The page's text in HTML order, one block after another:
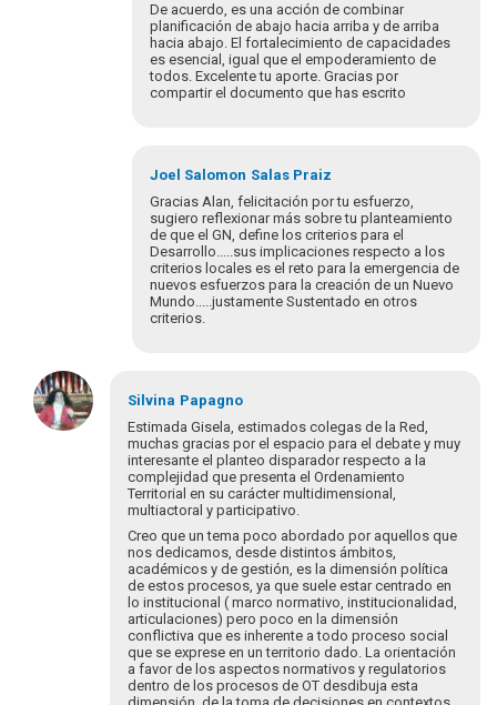
De acuerdo, es una acción de combinar
planificación de abajo hacia arriba y de arriba
hacia abajo. El fortalecimiento de capacidades
es esencial, igual que el empoderamiento de
todos. Excelente tu aporte. Gracias por
compartir el documento que has escrito
Joel Salomon Salas Praiz
Gracias Alan, felicitación por tu esfuerzo,
sugiero reflexionar más sobre tu planteamiento
de que el GN, define los criterios para el
Desarrollo.....sus implicaciones respecto a los
criterios locales es el reto para la emergencia de
nuevos esfuerzos para la creación de un Nuevo
Mundo.....justamente Sustentado en otros
criterios.
En
respuesta
a
Silvina Papagno
Estimada Gisela, estimados colegas de la Red,
muchas gracias por el espacio para el debate y muy
interesante el planteo disparador respecto a la
complejidad que presenta el Ordenamiento
Territorial en su carácter multidimensional,
multiactoral y participativo.
Creo que un tema poco abordado por aquellos que
nos dedicamos, desde distintos ámbitos,
académicos y de gestión, es la dimensión política
de estos procesos, ya que suele estar centrado en
lo institucional ( marco normativo, institucionalidad,
articulaciones) pero poco en la dimensión
conflictiva que es inherente a todo proceso social
que se exprese en un territorio dado. La orientación
a favor de los aspectos normativos y regulatorios
dentro de los procesos de OT desdibuja esta